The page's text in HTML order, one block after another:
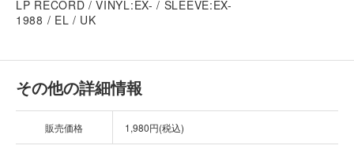
LP RECORD / VINYL:EX- / SLEEVE:EX-
1988 / EL / UK
その他の詳細情報
販売価格 1,980円(税込)